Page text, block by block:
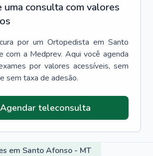
uma consulta com valores
por um Ortopedista em Santo
com a Medprev. Aqui você agenda
por valores acessíveis, sem
sem taxa de adesão.
Agendar teleconsulta
em Santo Afonso - MT